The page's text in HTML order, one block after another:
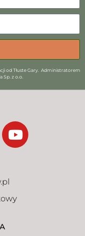
od Tłuste Gary. Administratorem
Sp. z o.o.